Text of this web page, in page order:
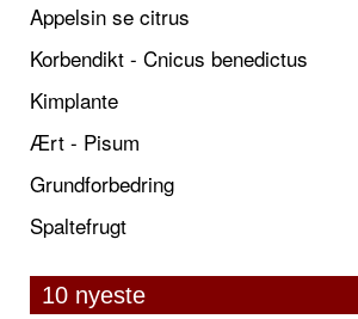
Appelsin se citrus
Korbendikt - Cnicus benedictus
Kimplante
Ært - Pisum
Grundforbedring
Spaltefrugt
10 nyeste